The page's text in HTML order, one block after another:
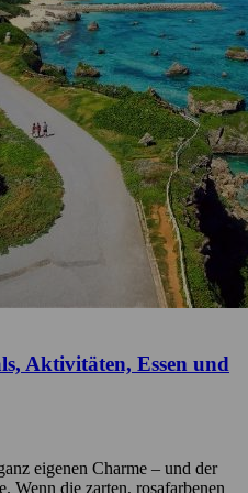
Aktivitäten, Essen und
eigenen Charme – und der
Wenn die zarten, rosafarbenen